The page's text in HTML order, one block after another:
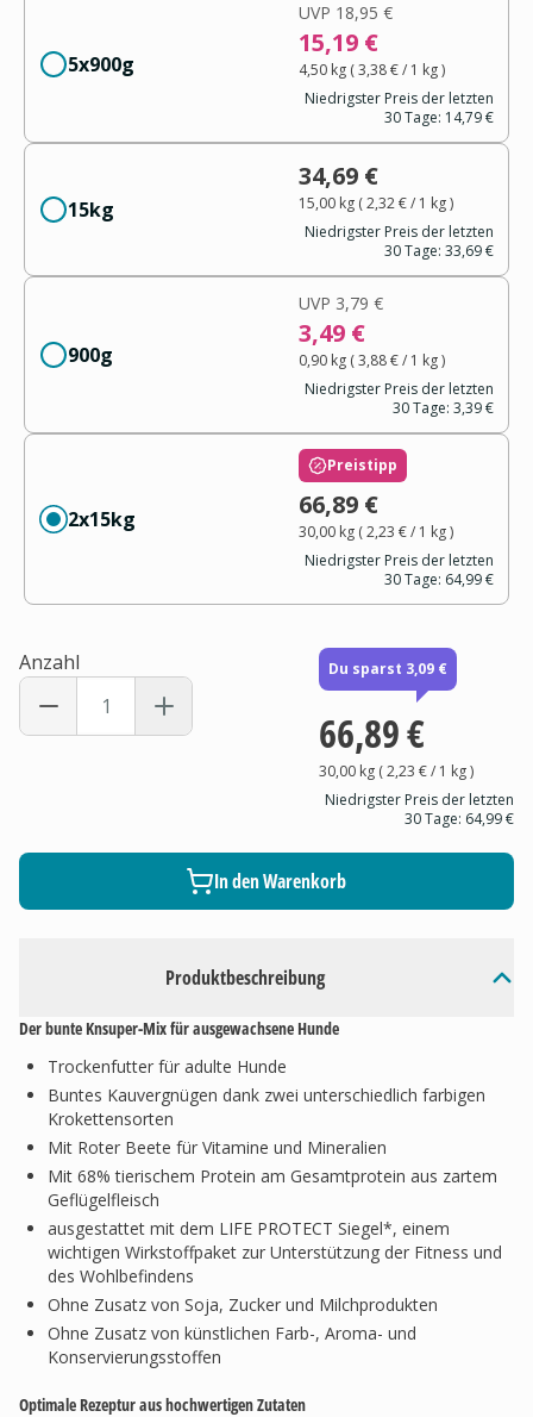
Produktbeschreibung
Der bunte Knsuper-Mix für ausgewachsene Hunde
Trockenfutter für adulte Hunde
Buntes Kauvergnügen dank zwei unterschiedlich farbigen
Krokettensorten
Mit Roter Beete für Vitamine und Mineralien
Mit 68% tierischem Protein am Gesamtprotein aus zartem
Geflügelfleisch
ausgestattet mit dem LIFE PROTECT Siegel*, einem
wichtigen Wirkstoffpaket zur Unterstützung der Fitness und
des Wohlbefindens
Ohne Zusatz von Soja, Zucker und Milchprodukten
Ohne Zusatz von künstlichen Farb-, Aroma- und
Konservierungsstoffen
Optimale Rezeptur aus hochwertigen Zutaten
5x900g
UVP 18,95 €
15,19 €
4,50 kg(3,38 €/ 1 kg)
Niedrigster Preis der letzten
30 Tage: 14,79 €
15kg
34,69 €
15,00 kg(2,32 €/ 1 kg)
Niedrigster Preis der letzten
30 Tage: 33,69 €
900g
UVP 3,79 €
3,49 €
0,90 kg(3,88 €/ 1 kg)
Niedrigster Preis der letzten
30 Tage: 3,39 €
2x15kg
Preistipp
66,89 €
30,00 kg(2,23 €/ 1 kg)
Niedrigster Preis der letzten
30 Tage: 64,99 €
Anzahl Du sparst 3,09 €
66,89 €
30,00 kg(2,23 €/ 1 kg)
Niedrigster Preis der letzten
30 Tage: 64,99 €
In den Warenkorb